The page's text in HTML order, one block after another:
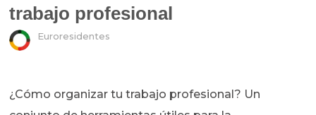
trabajo profesional
Euroresidentes
¿Cómo organizar tu trabajo profesional? Un